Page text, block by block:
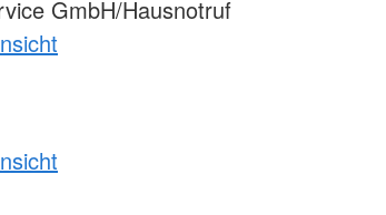
GmbH/Hausnotruf